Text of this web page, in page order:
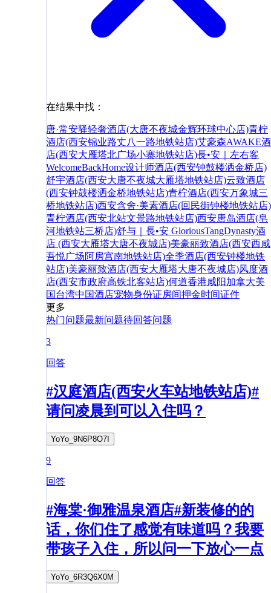
在结果中找：
唐·常安驿轻奢酒店(大唐不夜城金辉环球中心店)青柠
酒店(西安锦业路丈八一路地铁站店)艾豪森AWAKE酒
店(西安大雁塔北广场小寨地铁站店)長•安｜左右客
WelcomeBackHome设计师酒店(西安钟鼓楼洒金桥店)
舒宇酒店(西安大唐不夜城大雁塔地铁站店)云致酒店
(西安钟鼓楼洒金桥地铁站店)青柠酒店(西安万象城三
桥地铁站店)西安含舍·美素酒店(回民街钟楼地铁站店)
青柠酒店(西安北站文景路地铁站店)西安唐岛酒店(皂
河地铁站三桥店)舒与｜長•安 GloriousTangDynasty酒
店 (西安大雁塔大唐不夜城店)美豪丽致酒店(西安西咸
吾悦广场阿房宫南地铁站店)全季酒店(西安钟楼地铁
站店)美豪丽致酒店(西安大雁塔大唐不夜城店)风度酒
店(西安市政府高铁北客站店)何道香港咸阳加拿大美
国台湾中国酒店宠物身份证房间押金时间证件
更多
热门问题最新问题待回答问题
3
回答
#汉庭酒店(西安火车站地铁站店)#
请问凌晨到可以入住吗？
YoYo_9N6P8O7I
9
回答
#海棠·御雅温泉酒店#新装修的的
话，你们住了感觉有味道吗？我要
带孩子入住，所以问一下放心一点
YoYo_6R3Q6X0M